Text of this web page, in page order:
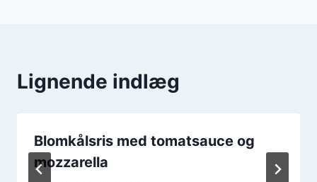
Lignende indlæg
Blomkålsris med tomatsauce og
mozzarella